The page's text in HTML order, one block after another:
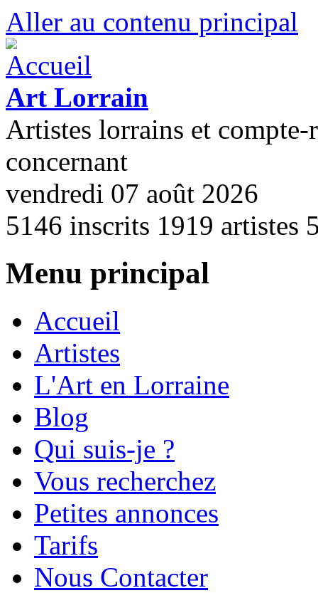
Aller au contenu principal
Art Lorrain
Artistes lorrains et compte-
concernant
vendredi 07 août 2026
5146 inscrits 1919 artistes
Menu principal
Accueil
Artistes
L'Art en Lorraine
Blog
Qui suis-je ?
Vous recherchez
Petites annonces
Tarifs
Nous Contacter